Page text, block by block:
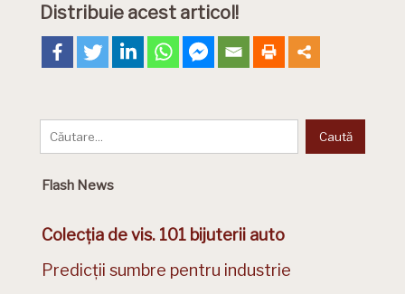
Distribuie acest articol!
Flash News
Colecția de vis. 101 bijuterii auto
Predicții sumbre pentru industrie